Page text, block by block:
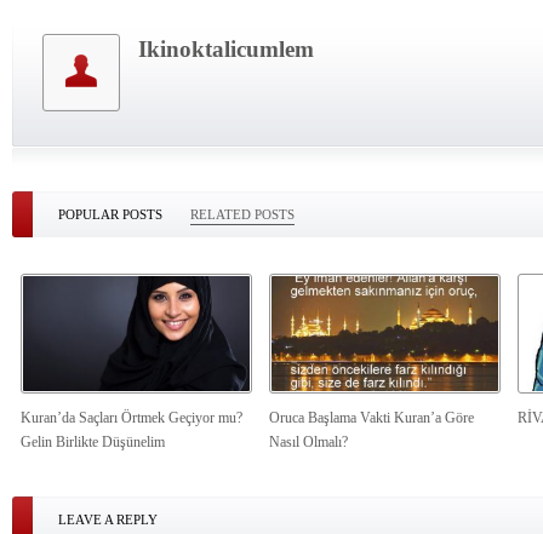
Ikinoktalicumlem
POPULAR POSTS RELATED POSTS
Kuran’da Saçları Örtmek Geçiyor mu?
Gelin Birlikte Düşünelim
Oruca Başlama Vakti Kuran’a Göre
Nasıl Olmalı?
LEAVE A REPLY